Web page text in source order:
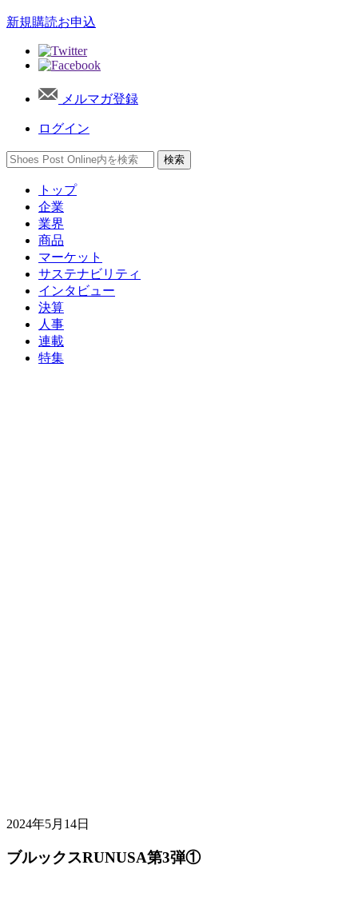
新規購読お申込
メルマガ登録
ログイン
トップ
企業
業界
商品
マーケット
サステナビリティ
インタビュー
決算
人事
連載
特集
2024年5月14日
ブルックスRUNUSA第3弾①